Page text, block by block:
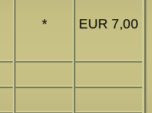
* EUR 7,00